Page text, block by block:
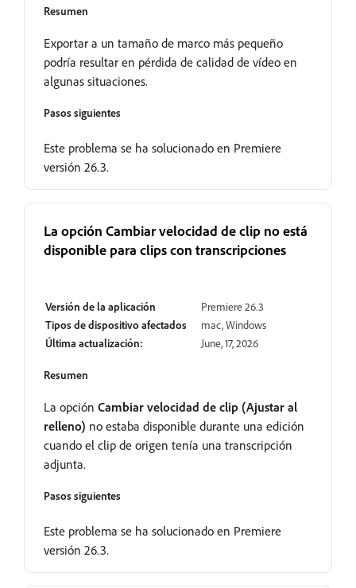
Resumen
Exportar a un tamaño de marco más pequeño
podría resultar en pérdida de calidad de vídeo en
algunas situaciones.
Pasos siguientes
Este problema se ha solucionado en Premiere
versión 26.3.
La opción Cambiar velocidad de clip no está
disponible para clips con transcripciones
Versión de la aplicación
Premiere 26.3
Tipos de dispositivo afectados
mac, Windows
Última actualización:
June, 17, 2026
Resumen
La opción Cambiar velocidad de clip (Ajustar al
relleno) no estaba disponible durante una edición
cuando el clip de origen tenía una transcripción
adjunta.
Pasos siguientes
Este problema se ha solucionado en Premiere
versión 26.3.